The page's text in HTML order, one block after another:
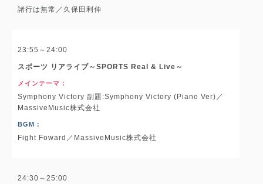
諸行は無常／久保田利伸
23:55～24:00
スポーツ リアライブ～SPORTS Real & Live～
メインテーマ :
Symphony Victory 副題:Symphony Victory (Piano Ver)／
MassiveMusic株式会社
BGM :
Fight Foward／MassiveMusic株式会社
24:30～25:00